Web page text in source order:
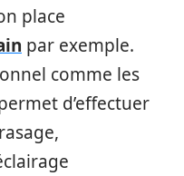
place
par exemple.
comme les
d’effectuer